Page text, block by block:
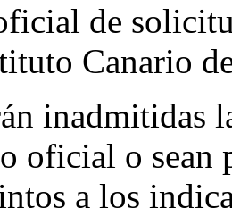
de
Canario
inadmitidas
oficial o sean
a los